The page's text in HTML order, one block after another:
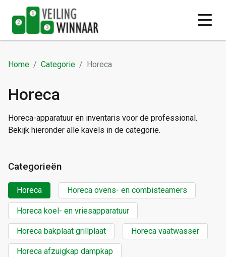
Home Categorie Horeca
Horeca
Horeca-apparatuur en inventaris voor de professional.
Bekijk hieronder alle kavels in de categorie.
Categorieën
Horeca Horeca ovens- en combisteamers
Horeca koel- en vriesapparatuur
Horeca bakplaat grillplaat Horeca vaatwasser
Horeca afzuigkap dampkap